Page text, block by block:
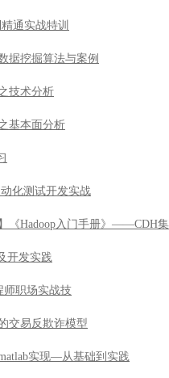
通实战特训
据挖掘算法与案例
技术分析
基本面分析
动化测试开发实战
《Hadoop入门手册》——CDH
开发实践
师职场实战技
交易反欺诈模型
实现—从基础到实践